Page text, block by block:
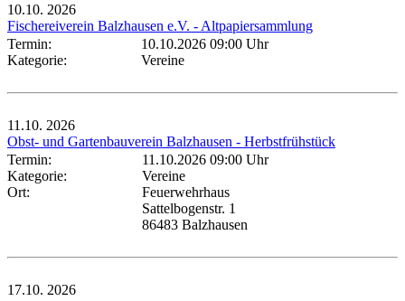
10.10. 2026
Fischereiverein Balzhausen e.V. - Altpapiersammlung
Termin:
10.10.2026 09:00 Uhr
Kategorie:
Vereine
11.10. 2026
Obst- und Gartenbauverein Balzhausen - Herbstfrühstück
Termin:
11.10.2026 09:00 Uhr
Kategorie:
Vereine
Ort:
Feuerwehrhaus
Sattelbogenstr. 1
86483 Balzhausen
17.10. 2026